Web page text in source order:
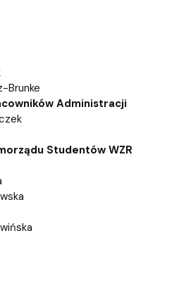
Brunke
Administracji
Studentów WZR